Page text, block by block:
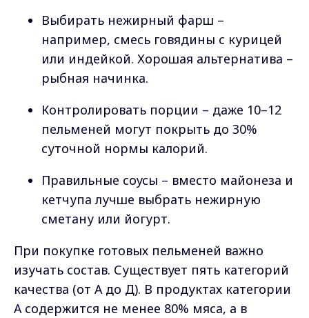
Выбирать нежирный фарш –
например, смесь говядины с курицей
или индейкой. Хорошая альтернатива –
рыбная начинка.
Контролировать порции – даже 10–12
пельменей могут покрыть до 30%
суточной нормы калорий.
Правильные соусы – вместо майонеза и
кетчупа лучше выбрать нежирную
сметану или йогурт.
При покупке готовых пельменей важно
изучать состав. Существует пять категорий
качества (от А до Д). В продуктах категории
А содержится не менее 80% мяса, а в